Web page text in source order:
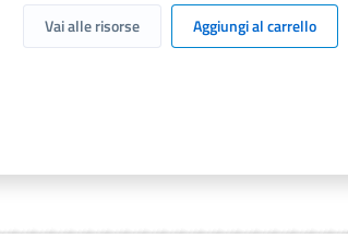
Vai alle risorse Aggiungi al carrello